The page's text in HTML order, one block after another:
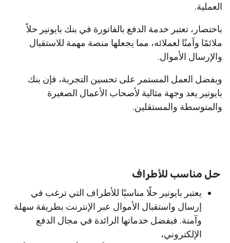
العملية.
باختصار، تعتبر خدمة الدفع بالفاتورة في بنك بايونير حلاً
ملائمًا وآمنًا لعملائه، مما يجعلها منصة مهمة للاستقبال
والإرسال الأموال.
وبفضل العمل المستمر على تحسين التجربة، فإن بنك
بايونير يعد وجهة مثالية لأصحاب الأعمال الصغيرة
والمتوسطة والمستقلين.
حل مناسب للأطراف
يعتبر بايونير حلًا مناسبًا للأطراف التي ترغب في
إرسال واستقبال الأموال عبر الإنترنت بطريقة سهلة
وآمنة. فبفضل خدماتها الرائدة في مجال الدفع
الإلكتروني،